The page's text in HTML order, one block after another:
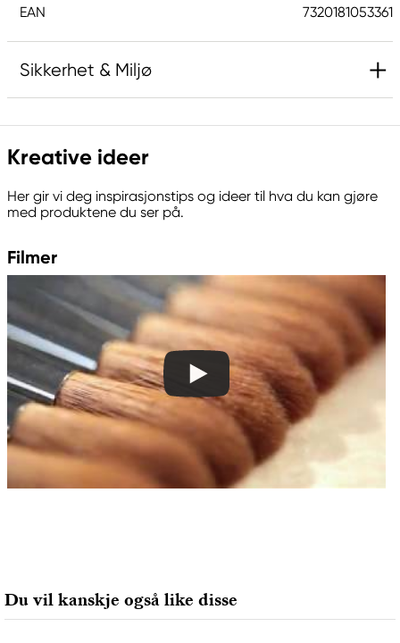
EAN 7320181053361
Sikkerhet & Miljø
Ansvarlig EU
Kreatima
205 14 Malmö, Sweden
www.panduro.com
Kreative ideer
Her gir vi deg inspirasjonstips og ideer til hva du kan gjøre
med produktene du ser på.
Filmer
Du vil kanskje også like disse